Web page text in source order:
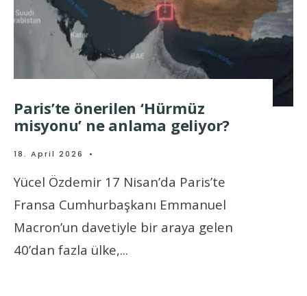
Paris’te önerilen ‘Hürmüz
misyonu’ ne anlama geliyor?
18. April 2026 •
Yücel Özdemir 17 Nisan’da Paris’te
Fransa Cumhurbaşkanı Emmanuel
Macron’un davetiyle bir araya gelen
40’dan fazla ülke,...